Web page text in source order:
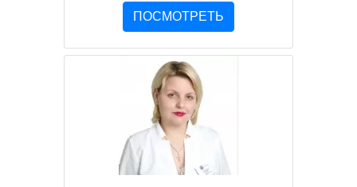
ПОСМОТРЕТЬ